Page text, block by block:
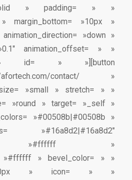
» padding= » »
margin_bottom= »10px »
»down »
animation_offset= » »
id= » »][button
contact/ »
»small » stretch= » »
»round » target= »_self »
»#00508b|#00508b »
»#16a8d2|#16a8d2″
»#ffffff »
»#ffffff » bevel_color= » »
»0px » icon= » »